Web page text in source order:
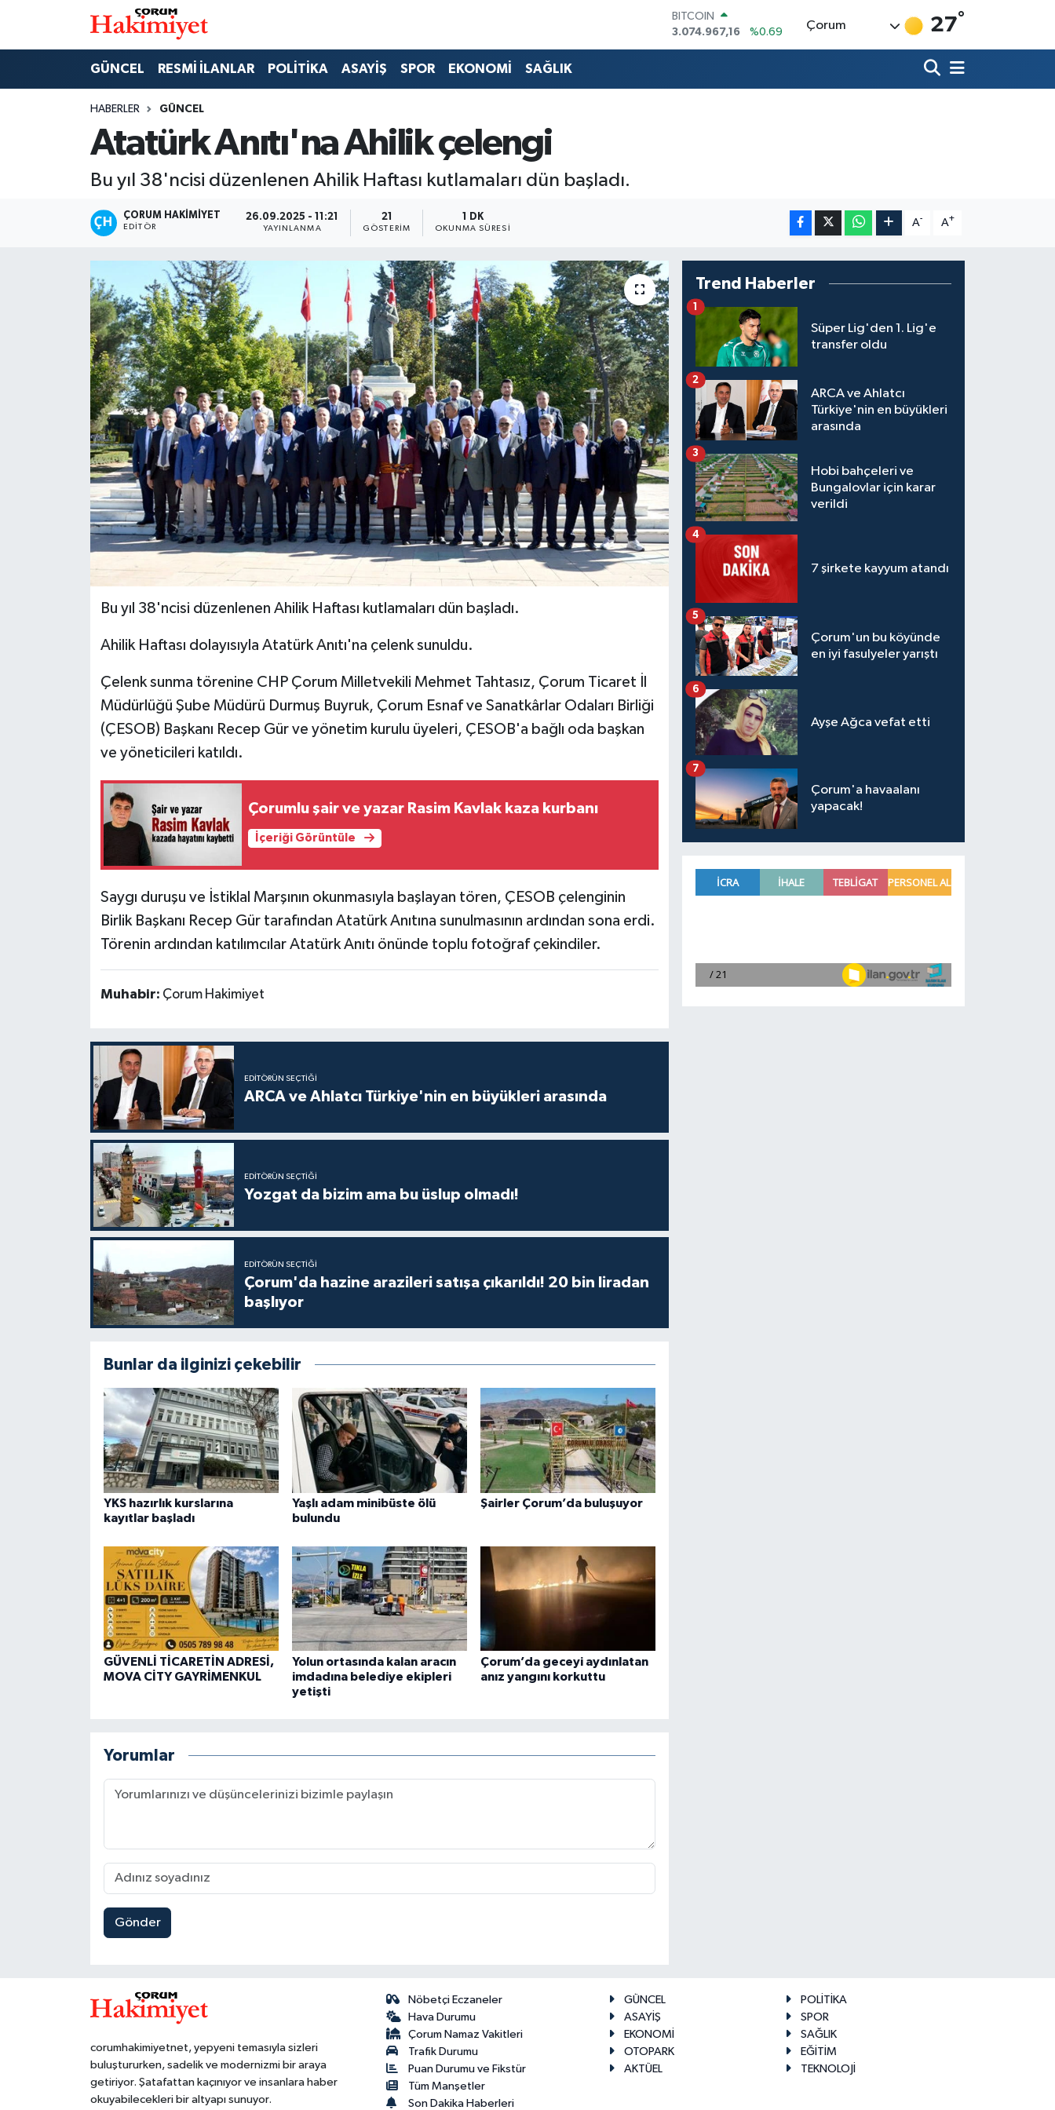
BITCOIN
3.074.967,16
%0.69
DOLAR
Çorum 27°
GÜNCEL RESMİ İLANLAR POLİTİKA ASAYİŞ SPOR EKONOMİ SAĞLIK
HABERLER GÜNCEL
Atatürk Anıtı'na Ahilik çelengi
Bu yıl 38'ncisi düzenlenen Ahilik Haftası kutlamaları dün başladı.
ÇORUM HAKIMIYET
EDITÖR
26.09.2025 - 11:21
YAYINLANMA
21
GÖSTERIM
1 DK
OKUNMA SÜRESI
A- A+
Bu yıl 38'ncisi düzenlenen Ahilik Haftası kutlamaları dün başladı.
Ahilik Haftası dolayısıyla Atatürk Anıtı'na çelenk sunuldu.
Çelenk sunma törenine CHP Çorum Milletvekili Mehmet Tahtasız, Çorum Ticaret İl
Müdürlüğü Şube Müdürü Durmuş Buyruk, Çorum Esnaf ve Sanatkârlar Odaları Birliği
(ÇESOB) Başkanı Recep Gür ve yönetim kurulu üyeleri, ÇESOB'a bağlı oda başkan
ve yöneticileri katıldı.
Çorumlu şair ve yazar Rasim Kavlak kaza kurbanı
İçeriği Görüntüle
Saygı duruşu ve İstiklal Marşının okunmasıyla başlayan tören, ÇESOB çelenginin
Birlik Başkanı Recep Gür tarafından Atatürk Anıtına sunulmasının ardından sona erdi.
Törenin ardından katılımcılar Atatürk Anıtı önünde toplu fotoğraf çekindiler.
Muhabir: Çorum Hakimiyet
EDITÖRÜN SEÇTIĞI
ARCA ve Ahlatcı Türkiye'nin en büyükleri arasında
EDITÖRÜN SEÇTIĞI
Yozgat da bizim ama bu üslup olmadı!
EDITÖRÜN SEÇTIĞI
Çorum'da hazine arazileri satışa çıkarıldı! 20 bin liradan
başlıyor
Bunlar da ilginizi çekebilir
YKS hazırlık kurslarına
kayıtlar başladı
Yaşlı adam minibüste ölü
bulundu
Şairler Çorum’da buluşuyor
GÜVENLİ TİCARETİN ADRESİ,
MOVA CİTY GAYRİMENKUL
Yolun ortasında kalan aracın
imdadına belediye ekipleri
yetişti
Çorum’da geceyi aydınlatan
anız yangını korkuttu
Yorumlar
Gönder
Trend Haberler
Süper Lig'den 1. Lig'e
transfer oldu
1
ARCA ve Ahlatcı
Türkiye'nin en büyükleri
arasında
2
Hobi bahçeleri ve
Bungalovlar için karar
verildi
3
7 şirkete kayyum atandı
4
Çorum'un bu köyünde
en iyi fasulyeler yarıştı
5
Ayşe Ağca vefat etti
6
Çorum'a havaalanı
yapacak!
7
corumhakimiyetnet, yepyeni temasıyla sizleri
buluştururken, sadelik ve modernizmi bir araya
getiriyor. Şatafattan kaçınıyor ve insanlara haber
okuyabilecekleri bir altyapı sunuyor.
Nöbetçi Eczaneler
Hava Durumu
Çorum Namaz Vakitleri
Trafik Durumu
Puan Durumu ve Fikstür
Tüm Manşetler
Son Dakika Haberleri
GÜNCEL
POLİTİKA
ASAYİŞ
SPOR
EKONOMİ
SAĞLIK
OTOPARK
EĞİTİM
AKTÜEL
TEKNOLOJİ
EKONOMİ
GÜNCEL
AKTÜEL
EĞİTİM
İLÇELER
OTOPARK
TEKNOLOJİ
Nöbetçi Eczaneler
Çorum Namaz Vakitleri
Trafik Durumu
Süper Lig Puan Durumu ve Fikstür
Tüm Manşetler
Son Dakika Haberleri
Haber Arşivi